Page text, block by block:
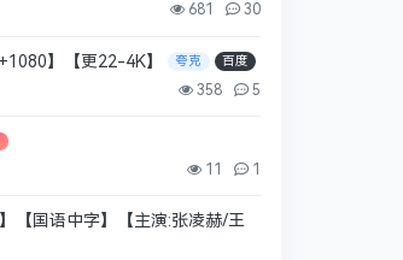
681 30
】【更22-4K】 夸克 百度
358 5
11 1
【国语中字】【主演:张凌赫/王